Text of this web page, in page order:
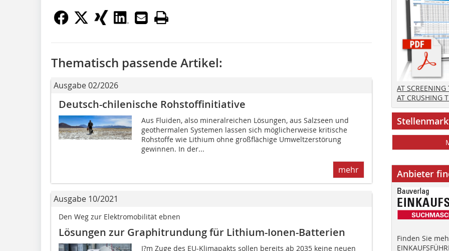
Thematisch passende Artikel:
Ausgabe 02/2026
Deutsch-chilenische Rohstoffinitiative
Aus Fluiden, also mineralreichen Lösungen, aus Salzseen und
geothermalen Systemen lassen sich möglicherweise kritische
Rohstoffe wie Lithium ohne großflächige Umweltzerstörung
gewinnen. In der...
mehr
Ausgabe 10/2021
Den Weg zur Elektromobilität ebnen
Lösungen zur Graphitrundung für Lithium-Ionen-Batterien
I?m Zuge des EU-Klimapakts sollen bereits ab 2035 keine neuen
AT
AT CRUSHING
Anbieter
Finden Sie